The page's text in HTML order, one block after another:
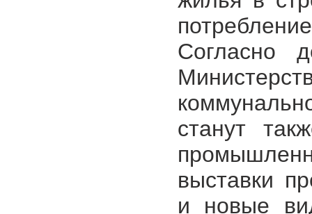
Согласно
станут
выставки
и новые